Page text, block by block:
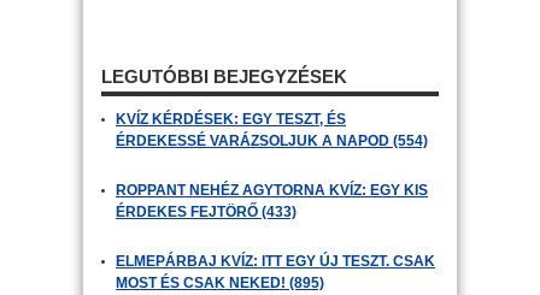
LEGUTÓBBI BEJEGYZÉSEK
KVÍZ KÉRDÉSEK: EGY TESZT, ÉS
ÉRDEKESSÉ VARÁZSOLJUK A NAPOD (554)
ROPPANT NEHÉZ AGYTORNA KVÍZ: EGY KIS
ÉRDEKES FEJTÖRŐ (433)
ELMEPÁRBAJ KVÍZ: ITT EGY ÚJ TESZT. CSAK
MOST ÉS CSAK NEKED! (895)